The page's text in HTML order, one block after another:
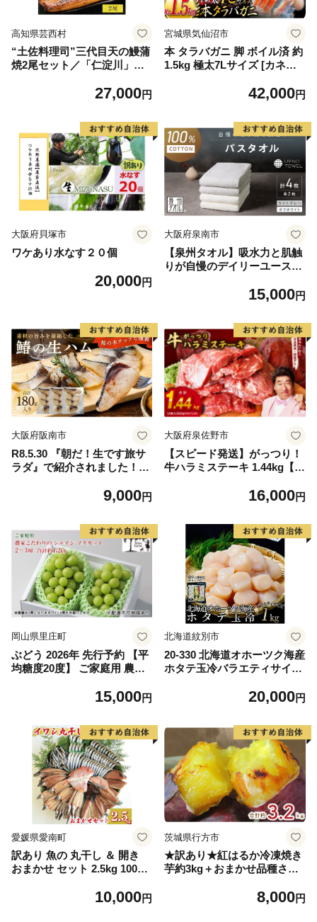
高知県芸西村
“土佐料理司”三代目天の鰻蒲
焼2尾セット／「仁淀川」水
殖 国産・高知県産〈高知市共
27,000円
宮城県気仙沼市
本 タラバガニ 脚 ボイル済 約
1.5kg 極太7Lサイズ [カネダ
6] カニ かに 蟹 たらばがに た
42,000円
大阪府貝塚市
ワケあり水なす２０個
20,000円
大阪府泉南市
【泉州タオル】吸水力と肌触
りが自慢のデイリーユースバ
トグレー 4枚【配送不可地
15,000円
大阪府阪南市
R8.5.30 『朝だ！生です旅サ
ラダ』で紹介されました！朝
生ハム ×3パック（1パックあ
9,000円
大阪府泉佐野市
【スピード発送】がっつり！
牛ハラミステーキ 1.44kg【氷
g×4パック 牛肉 すてーき 焼
16,000円
岡山県里庄町
ぶどう 2026年 先行予約 【平
均糖度20度】 ご家庭用 農家
ット 2～3房 合計約1.2kg ブ
直送 】
15,000円
北海道紋別市
20-330 北海道オホーツク海産
ホタテ玉冷バラエティサイズ
20,000円
愛媛県愛南町
訳あり 魚の 丸干し ＆ 開き
おまかせ セット 2.5kg 10000
の ひらき 詰め合わせ 冷凍 丸
10,000円
茨城県行方市
★訳あり★紅はるか冷凍焼き
芋約3kg＋おまかせ品種さつ
まいも サツマイモ さつま芋
8,000円